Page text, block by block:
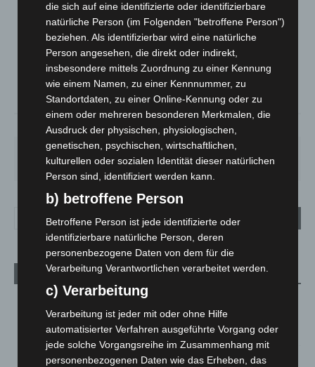
LANGENHAGEN
Klarer Himmel
18.5° 20°
17.7 °
69% 1.8m/s
SA.
27°
SO.
34°
MO.
28°
DI.
22° 26°
Aktuelle Beiträge
Kunst trifft Weingenuss: Barbara-Susann Mehring zeigt ihre
Werke im Jacques’ Wein-Depot Isernhagen
8. August 2026
A2: Zweite Turbobaustelle startet zwischen Hannover-West
die sich auf eine identifizierte oder identifizierbare
natürliche Person (im Folgenden "betroffene Person")
beziehen. Als identifizierbar wird eine natürliche
Person angesehen, die direkt oder indirekt,
insbesondere mittels Zuordnung zu einer Kennung
wie einem Namen, zu einer Kennnummer, zu
Standortdaten, zu einer Online-Kennung oder zu
einem oder mehreren besonderen Merkmalen, die
Ausdruck der physischen, physiologischen,
genetischen, psychischen, wirtschaftlichen,
kulturellen oder sozialen Identität dieser natürlichen
Person sind, identifiziert werden kann.
b) betroffene Person
Betroffene Person ist jede identifizierte oder
identifizierbare natürliche Person, deren
personenbezogene Daten von dem für die
Verarbeitung Verantwortlichen verarbeitet werden.
c) Verarbeitung
Verarbeitung ist jeder mit oder ohne Hilfe
automatisierter Verfahren ausgeführte Vorgang oder
jede solche Vorgangsreihe im Zusammenhang mit
personenbezogenen Daten wie das Erheben, das